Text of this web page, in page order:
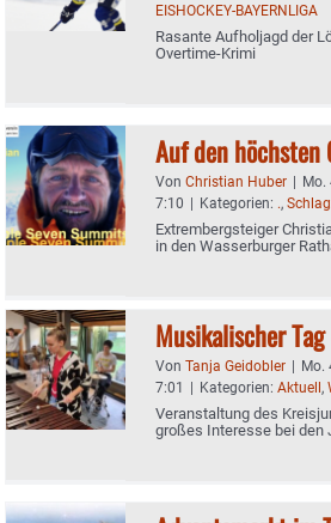
EISHOCKEY-BAYERNLIGA
Rasante Aufholjagd der
Overtime-Krimi
Auf den
Von Christian Huber | Mo.
7:10 | Kategorien: .,
Extrembergsteiger
in den Wasserburger
Musikalischer
Von Tanja Geidobler | Mo.
7:01 | Kategorien: Aktuell,
Veranstaltung des
großes Interesse bei den